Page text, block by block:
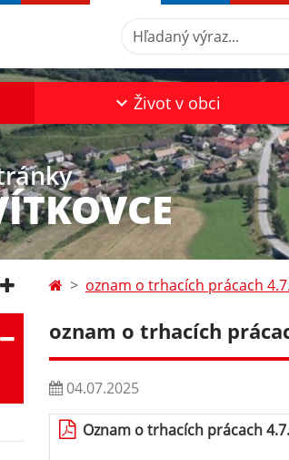
Hľadaný výraz...
Život v obci
oznam o trhacích prácach
oznam o trhacích
04.07.2025
Oznam o trhacích prácach